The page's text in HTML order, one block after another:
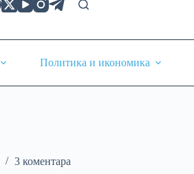
Политика и икономика
3 коментара